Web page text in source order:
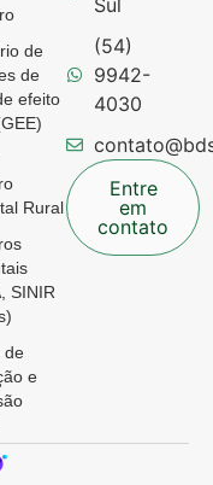
de
de
efeito
Rural
SINIR
de
e
Sul
(54)
9942-
4030
Entre
em
contato